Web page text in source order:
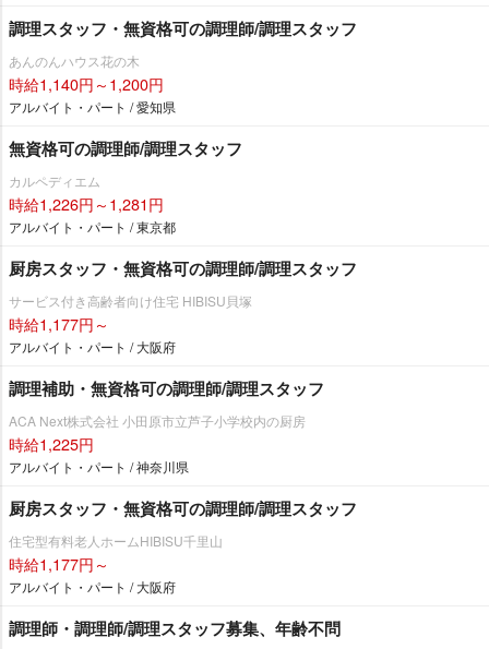
調理スタッフ・無資格可の調理師/調理スタッフ
あんのんハウス花の木
時給1,140円～1,200円
アルバイト・パート / 愛知県
無資格可の調理師/調理スタッフ
カルペディエム
時給1,226円～1,281円
アルバイト・パート / 東京都
厨房スタッフ・無資格可の調理師/調理スタッフ
サービス付き高齢者向け住宅 HIBISU貝塚
時給1,177円～
アルバイト・パート / 大阪府
調理補助・無資格可の調理師/調理スタッフ
ACA Next株式会社 小田原市立芦子小学校内の厨房
時給1,225円
アルバイト・パート / 神奈川県
厨房スタッフ・無資格可の調理師/調理スタッフ
住宅型有料老人ホームHIBISU千里山
時給1,177円～
アルバイト・パート / 大阪府
調理師・調理師/調理スタッフ募集、年齢不問